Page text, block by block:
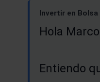
Invertir en Bolsa
Hola
Entiendo